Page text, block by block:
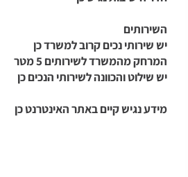
השירותים
יש שירותי נכים קרוב למשרד כן
המרחק מהמשרד לשירותים 5 מטר
יש שילוט והכוונה לשירותי הנכים כן
מידע נגיש קיים באתר האינטרנט כן